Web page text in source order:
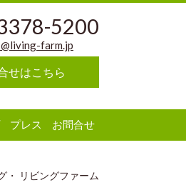
5200
farm.jp
せはこちら
プレス お問合せ
・ リビングファーム